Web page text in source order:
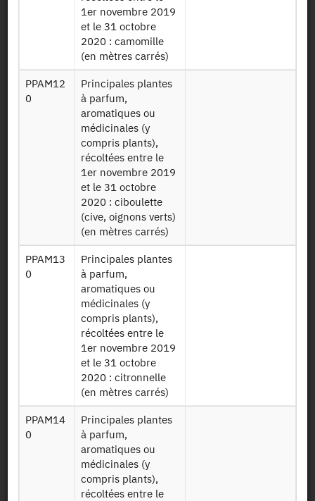
EXPLOITATIONS
Données
générales sur les
exploitations
agricoles 2020
RA2020
Données sur les
identifiants
administratifs
des exploitations
2020
RA2020 COEFS
PBS17 220415
Données sur les
PBS (production
brute standard)
par exploitation
2020
RA2020
PRODVEG
Données sur les
productions
végétales 2020
Données sur les
productions
végétales -
abattis / jardin
mahorais 2020
RA2020 HORTI
Données sur les
productions
végétales -
horticulture
ornementale et
pépinière 2020
1er novembre 2019
et le 31 octobre
2020 : camomille
(en mètres carrés)
PPAM12
0
Principales plantes
à parfum,
aromatiques ou
médicinales (y
compris plants),
récoltées entre le
1er novembre 2019
et le 31 octobre
2020 : ciboulette
(cive, oignons verts)
(en mètres carrés)
PPAM13
0
Principales plantes
à parfum,
aromatiques ou
médicinales (y
compris plants),
récoltées entre le
1er novembre 2019
et le 31 octobre
2020 : citronnelle
(en mètres carrés)
PPAM14
0
Principales plantes
à parfum,
aromatiques ou
médicinales (y
compris plants),
récoltées entre le